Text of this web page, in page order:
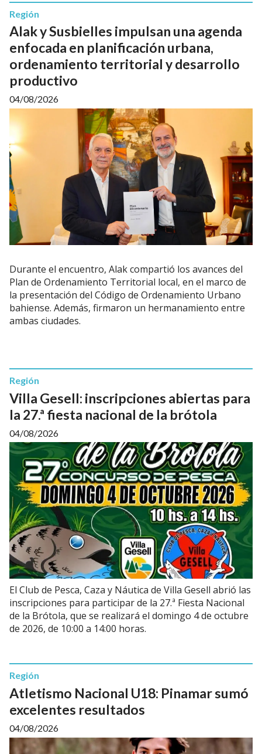
Alak y Susbielles impulsan una agenda
enfocada en planificación urbana,
ordenamiento territorial y desarrollo
productivo
Región
04/08/2026
Durante el encuentro, Alak compartió los avances del
Plan de Ordenamiento Territorial local, en el marco de
la presentación del Código de Ordenamiento Urbano
bahiense. Además, firmaron un hermanamiento entre
ambas ciudades.
Villa Gesell: inscripciones abiertas para
la 27.ª fiesta nacional de la brótola
Región
04/08/2026
El Club de Pesca, Caza y Náutica de Villa Gesell abrió las
inscripciones para participar de la 27.ª Fiesta Nacional
de la Brótola, que se realizará el domingo 4 de octubre
de 2026, de 10:00 a 14:00 horas.
Atletismo Nacional U18: Pinamar sumó
excelentes resultados
Región
04/08/2026